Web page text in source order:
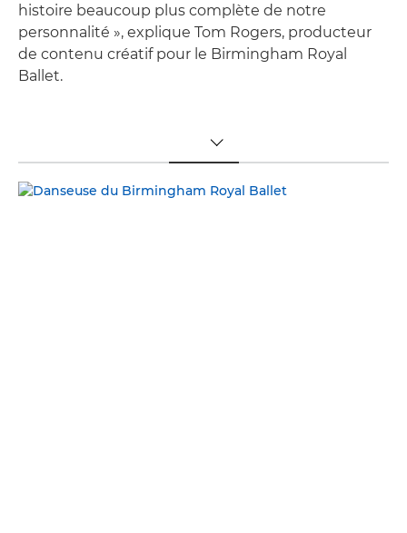
histoire beaucoup plus complète de notre
personnalité », explique Tom Rogers, producteur
de contenu créatif pour le Birmingham Royal
Ballet.
TOGGLE MENU